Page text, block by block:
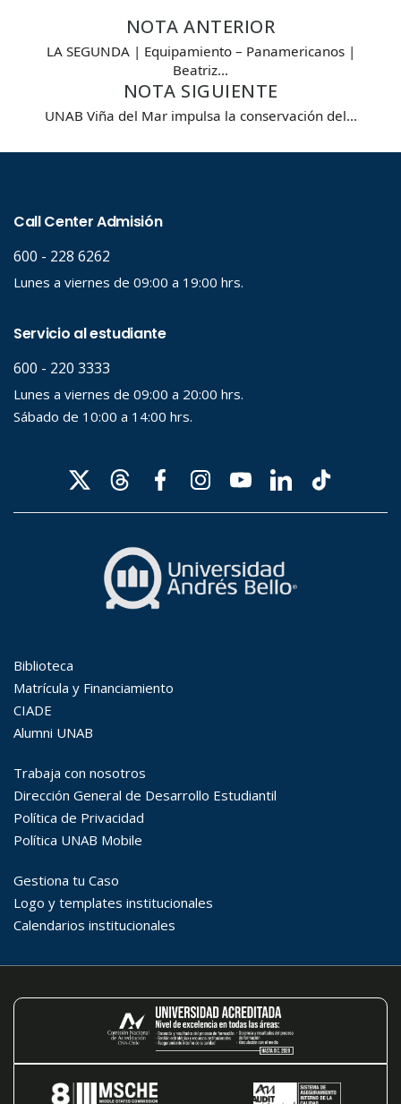
NOTA ANTERIOR
LA SEGUNDA | Equipamiento – Panamericanos |
Beatriz…
NOTA SIGUIENTE
UNAB Viña del Mar impulsa la conservación del…